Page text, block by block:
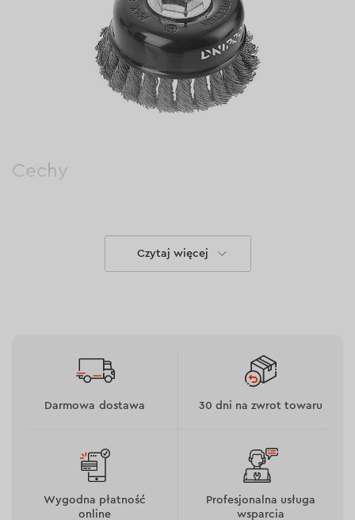
Cechy
średnicy 0,5 mm.
Duża sztywność drutu szczotki sprawia, że nadaje
się ona do ciężkiej pracy z dużą siłą podczas
Czytaj więcej
Darmowa dostawa 30 dni na zwrot towaru
Wygodna płatność
online
Profesjonalna usługa
wsparcia